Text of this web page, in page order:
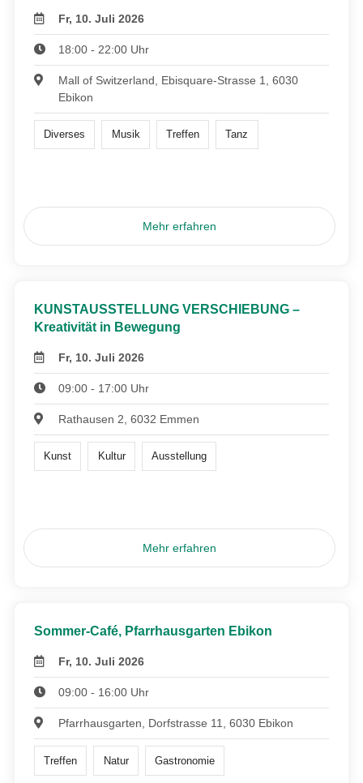
Fr, 10. Juli 2026
18:00 - 22:00 Uhr
Mall of Switzerland, Ebisquare-Strasse 1, 6030
Ebikon
Diverses Musik Treffen Tanz
Mehr erfahren
KUNSTAUSSTELLUNG VERSCHIEBUNG –
Kreativität in Bewegung
Fr, 10. Juli 2026
09:00 - 17:00 Uhr
Rathausen 2, 6032 Emmen
Kunst Kultur Ausstellung
Mehr erfahren
Sommer-Café, Pfarrhausgarten Ebikon
Fr, 10. Juli 2026
09:00 - 16:00 Uhr
Pfarrhausgarten, Dorfstrasse 11, 6030 Ebikon
Treffen Natur Gastronomie